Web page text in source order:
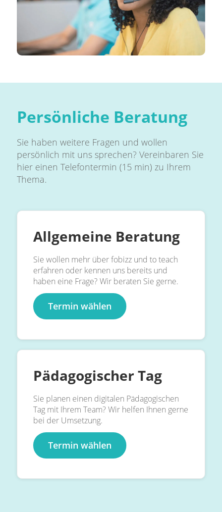
Persönliche Beratung
Sie haben weitere Fragen und wollen
persönlich mit uns sprechen? Vereinbaren Sie
hier einen Telefontermin (15 min) zu Ihrem
Thema.
Allgemeine Beratung
Sie wollen mehr über fobizz und to teach
erfahren oder kennen uns bereits und
haben eine Frage? Wir beraten Sie gerne.
Termin wählen
Pädagogischer Tag
Sie planen einen digitalen Pädagogischen
Tag mit Ihrem Team? Wir helfen Ihnen gerne
bei der Umsetzung.
Termin wählen